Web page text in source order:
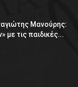
Μανούρης:
με τις παιδικές...